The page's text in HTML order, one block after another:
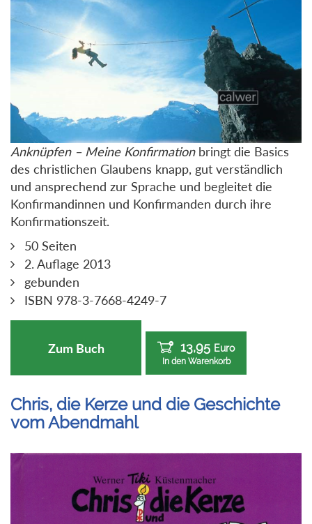
Anknüpfen – Meine Konfirmationbringt die Basics
des christlichen Glaubens knapp, gut verständlich
und ansprechend zur Sprache und begleitet die
Konfirmandinnen und Konfirmanden durch ihre
Konfirmationszeit.
50 Seiten
2. Auflage 2013
gebunden
ISBN 978-3-7668-4249-7
Zum Buch 13,95 Euro
In den Warenkorb
Chris, die Kerze und die Geschichte
vom Abendmahl